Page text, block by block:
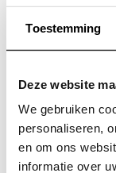
Toestemming
Deze website
We gebruiken
personaliseren,
en om ons
informatie over